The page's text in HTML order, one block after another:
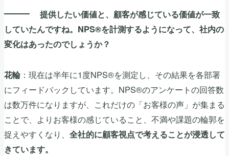
提供したい価値と、顧客が感じている価値が一致
していたんですね。NPS®を計測するようになって、社内の
変化はあったのでしょうか？
花輪：現在は半年に1度NPS®を測定し、その結果を各部署
にフィードバックしています。NPS®のアンケートの回答数
は数万件になりますが、これだけの「お客様の声」が集まる
ことで、よりお客様の感じていること、不満や課題の輪郭を
捉えやすくなり、 全社的に顧客視点で考えることが浸透して
きています。